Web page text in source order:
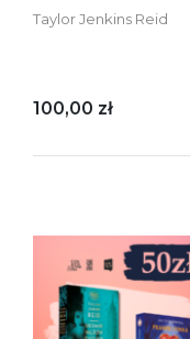
Taylor Jenkins Reid
100,00 zł